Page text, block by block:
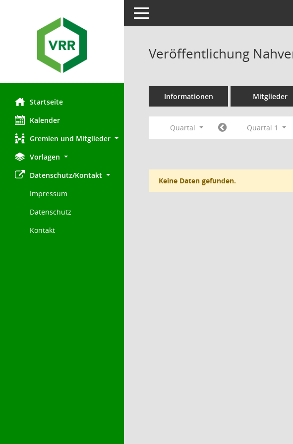
Startseite
Kalender
Gremien und Mitglieder
Vorlagen
Datenschutz/Kontakt
Impressum
Datenschutz
Kontakt
Toggle navigation
Veröffentlichung
Informationen Mitglieder
Quartal Quartal 1
Keine Daten gefunden.